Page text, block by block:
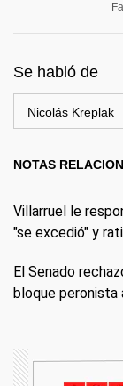
Se habló de
Nicolás Kreplak
NOTAS
Villarruel le
"se excedió" y
El Senado
bloque peronista